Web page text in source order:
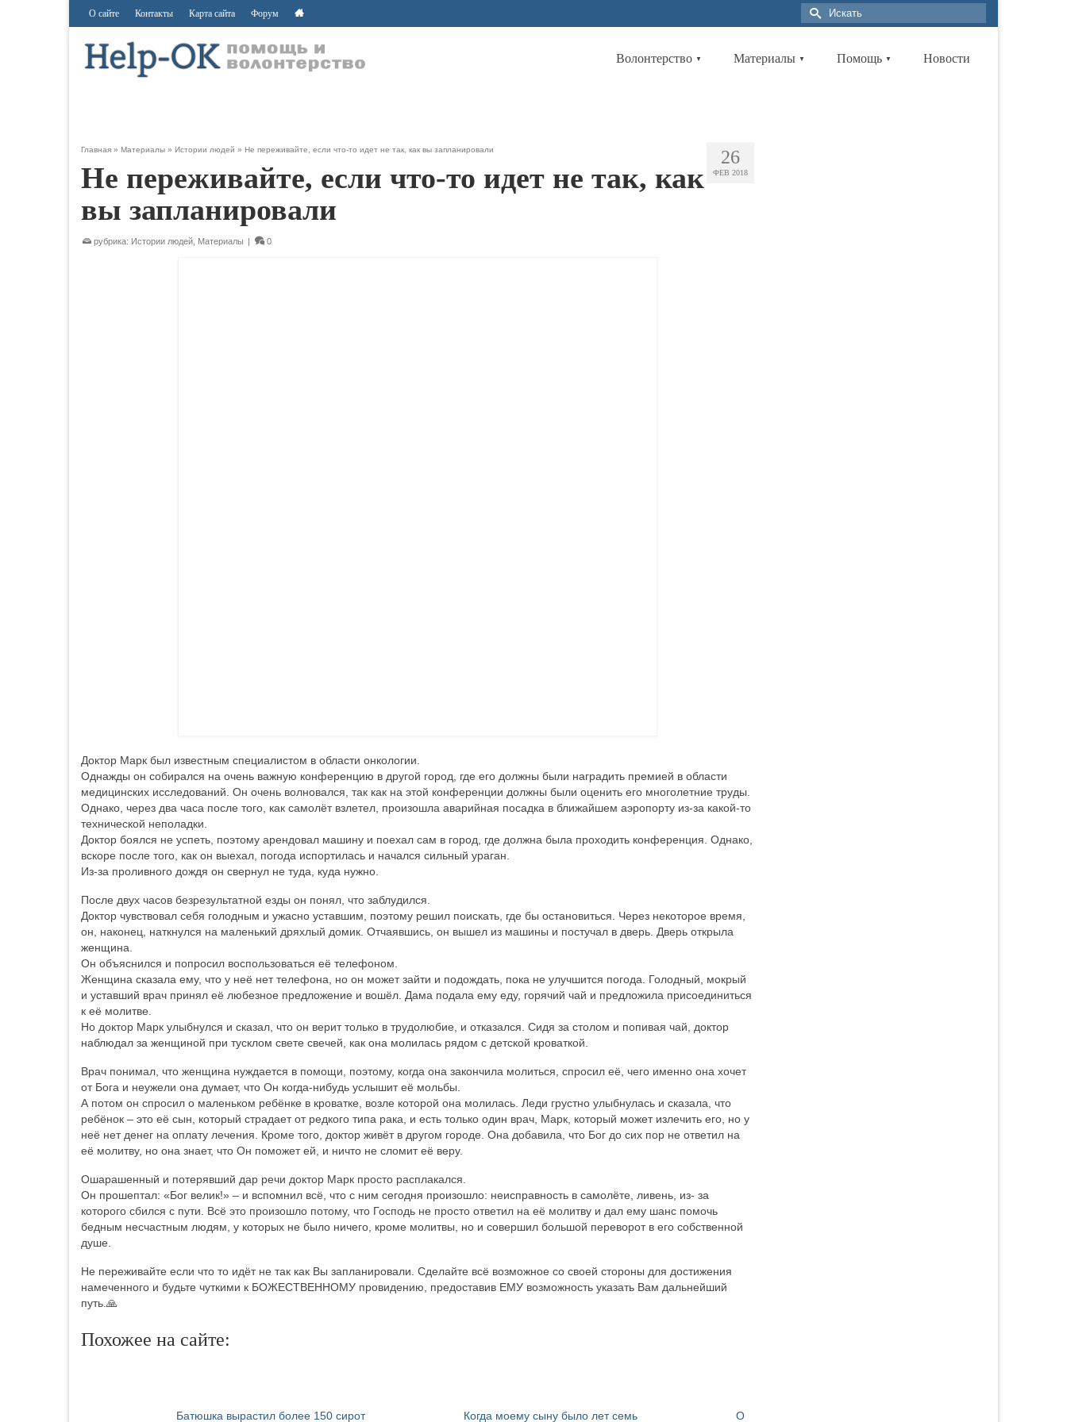
О сайте Контакты Карта сайта Форум
Волонтерство ▼ Материалы ▼ Помощь ▼ Новости
26
ФЕВ 2018
Главная » Материалы » Истории людей » Не переживайте, если что-то идет не так, как вы запланировали
Не переживайте, если что-то идет не так, как
вы запланировали
рубрика: Истории людей Материалы | 0
Доктор Марк был известным специалистом в области онкологии.
Однажды он собирался на очень важную конференцию в другой город, где его должны были наградить премией в области
медицинских исследований. Он очень волновался, так как на этой конференции должны были оценить его многолетние труды.
Однако, через два часа после того, как самолёт взлетел, произошла аварийная посадка в ближайшем аэропорту из-за какой-то
технической неполадки.
Доктор боялся не успеть, поэтому арендовал машину и поехал сам в город, где должна была проходить конференция. Однако,
вскоре после того, как он выехал, погода испортилась и начался сильный ураган.
Из-за проливного дождя он свернул не туда, куда нужно.
После двух часов безрезультатной езды он понял, что заблудился.
Доктор чувствовал себя голодным и ужасно уставшим, поэтому решил поискать, где бы остановиться. Через некоторое время,
он, наконец, наткнулся на маленький дряхлый домик. Отчаявшись, он вышел из машины и постучал в дверь. Дверь открыла
женщина.
Он объяснился и попросил воспользоваться её телефоном.
Женщина сказала ему, что у неё нет телефона, но он может зайти и подождать, пока не улучшится погода. Голодный, мокрый
и уставший врач принял её любезное предложение и вошёл. Дама подала ему еду, горячий чай и предложила присоединиться
к её молитве.
Но доктор Марк улыбнулся и сказал, что он верит только в трудолюбие, и отказался. Сидя за столом и попивая чай, доктор
наблюдал за женщиной при тусклом свете свечей, как она молилась рядом с детской кроваткой.
Врач понимал, что женщина нуждается в помощи, поэтому, когда она закончила молиться, спросил её, чего именно она хочет
от Бога и неужели она думает, что Он когда-нибудь услышит её мольбы.
А потом он спросил о маленьком ребёнке в кроватке, возле которой она молилась. Леди грустно улыбнулась и сказала, что
ребёнок – это её сын, который страдает от редкого типа рака, и есть только один врач, Марк, который может излечить его, но у
неё нет денег на оплату лечения. Кроме того, доктор живёт в другом городе. Она добавила, что Бог до сих пор не ответил на
её молитву, но она знает, что Он поможет ей, и ничто не сломит её веру.
Ошарашенный и потерявший дар речи доктор Марк просто расплакался.
Он прошептал: «Бог велик!» – и вспомнил всё, что с ним сегодня произошло: неисправность в самолёте, ливень, из- за
которого сбился с пути. Всё это произошло потому, что Господь не просто ответил на её молитву и дал ему шанс помочь
бедным несчастным людям, у которых не было ничего, кроме молитвы, но и совершил большой переворот в его собственной
душе.
Не переживайте если что то идёт не так как Вы запланировали. Сделайте всё возможное со своей стороны для достижения
намеченного и будьте чуткими к БОЖЕСТВЕННОМУ провидению, предоставив ЕМУ возможность указать Вам дальнейший
путь.🙏
Похожее на сайте:
Батюшка вырастил более 150 сирот Когда моему сыну было лет семь О